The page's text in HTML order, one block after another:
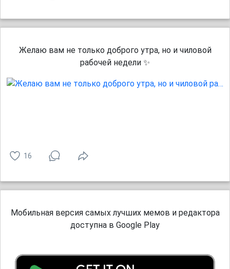
Желаю вам не только доброго утра, но и чиловой
рабочей недели ✨
16
Мобильная версия самых лучших мемов и редактора
доступна в Google Play